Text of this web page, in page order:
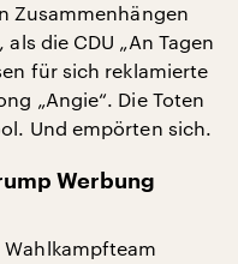
Zusammenhängen
die CDU „An Tagen
für sich reklamierte
„Angie“. Die Toten
Und empörten sich.
Werbung
Wahlkampfteam